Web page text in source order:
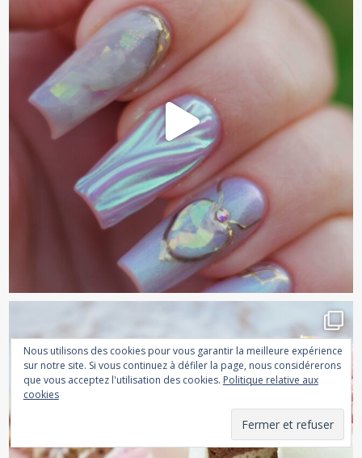
Nous utilisons des cookies pour vous garantir la meilleure expérience
sur notre site. Si vous continuez à défiler la page, nous considérerons
que vous acceptez l'utilisation des cookies. Politique relative aux
cookies